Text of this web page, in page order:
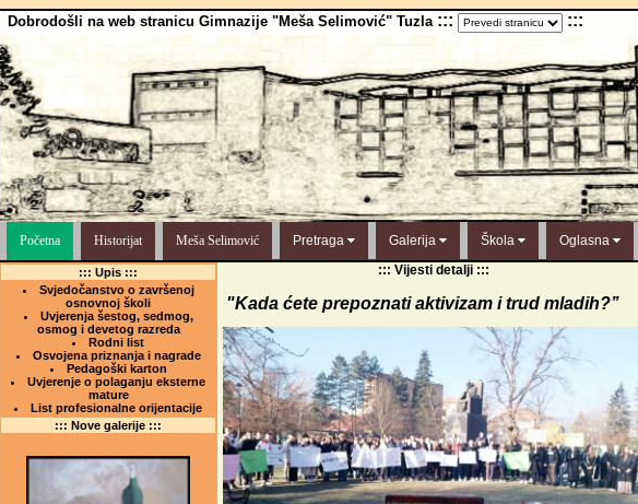
Dobrodošli na web stranicu Gimnazije "Meša Selimović" Tuzla ::: :::
Početna Historijat Meša Selimović Pretraga Galerija Škola Oglasna
::: Upis :::
Svjedočanstvo o završenoj
osnovnoj školi
Uvjerenja šestog, sedmog,
osmog i devetog razreda
Rodni list
Osvojena priznanja i nagrade
Pedagoški karton
Uvjerenje o polaganju eksterne
mature
List profesionalne orijentacije
::: Nove galerije :::
::: Vijesti detalji :::
"Kada ćete prepoznati aktivizam i trud mladih?’’